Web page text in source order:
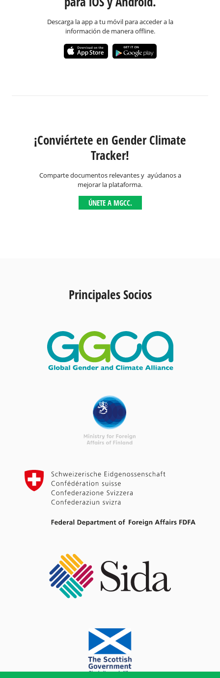
Descarga la app a tu móvil para acceder a la
información de manera offline.
¡Conviértete en Gender Climate
Tracker!
Comparte documentos relevantes y ayúdanos a
mejorar la plataforma.
ÚNETE A MGCC.
Principales Socios